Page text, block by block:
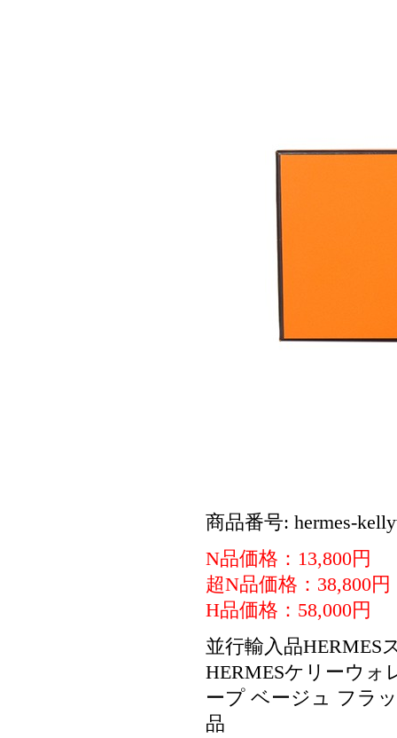
商品番号: hermes-
N品価格：13,800円
超N品価格：38,800円
H品価格：58,000円
並行輸入品
HERMESケリーウ
ープ ベージュ フラ
品